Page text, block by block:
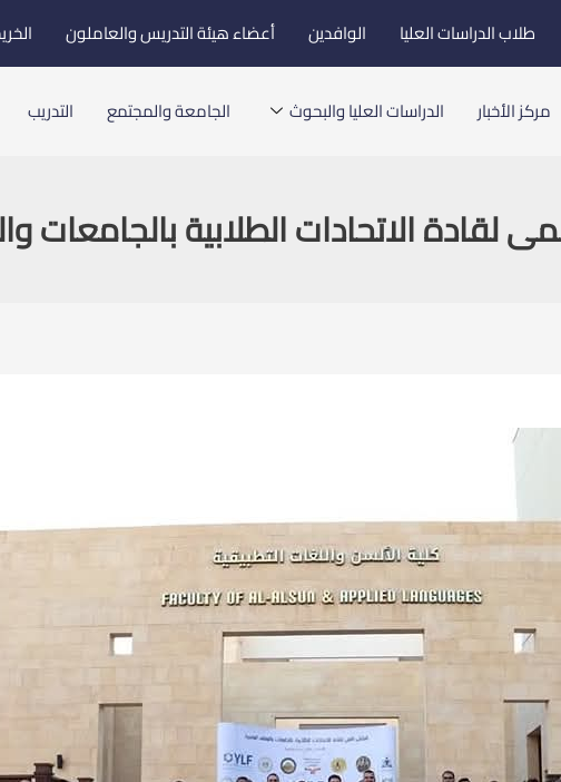
طلاب الدراسات العليا الوافدين أعضاء هيئة التدريس والعاملون
مركز الأخبار الدراسات العليا والبحوث الجامعة والمجتمع التدريب
لقادة الاتحادات الطلابية بالجامعات